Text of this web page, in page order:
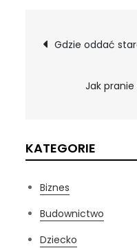
wpisu
Gdzie oddać
Jak pranie
KATEGORIE
Biznes
Budownictwo
Dziecko